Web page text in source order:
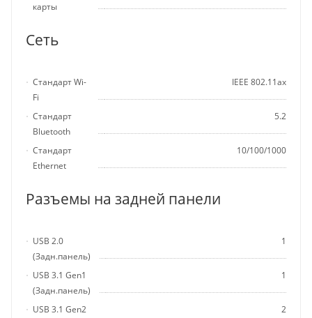
карты
Сеть
Стандарт Wi-
Fi
IEEE 802.11ax
Стандарт
Bluetooth
5.2
Стандарт
Ethernet
10/100/1000
Разъемы на задней панели
USB 2.0
(Задн.панель)
1
USB 3.1 Gen1
(Задн.панель)
1
USB 3.1 Gen2
2